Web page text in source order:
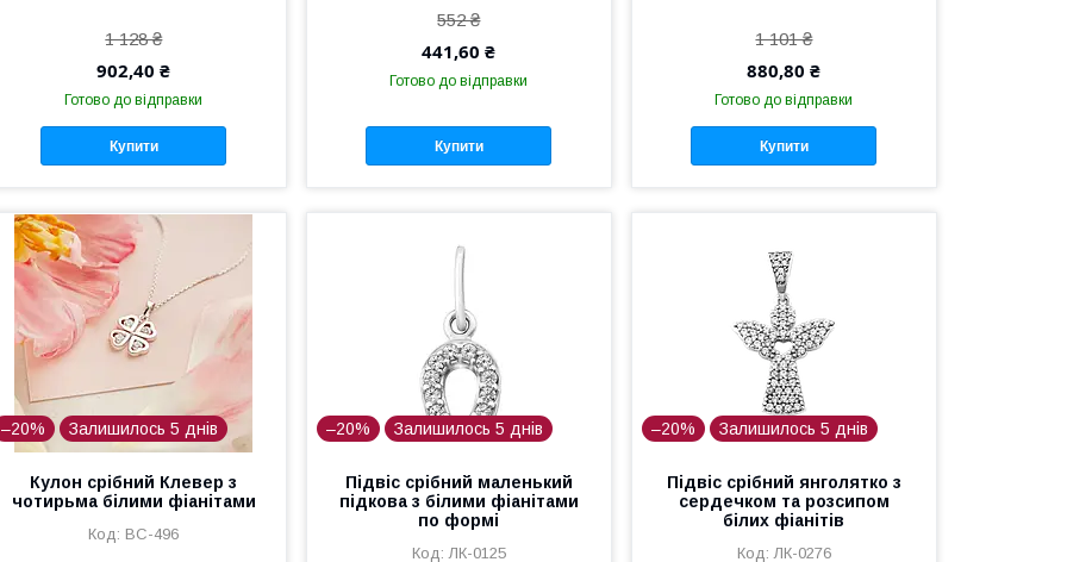
1 128 ₴
902,40 ₴
Готово до відправки
Купити
552 ₴
441,60 ₴
Готово до відправки
Купити
1 101 ₴
880,80 ₴
Готово до відправки
Купити
–20% Залишилось 5 днів
Кулон срібний Клевер з
чотирьма білими фіанітами
ВС-496
–20% Залишилось 5 днів
Підвіс срібний маленький
підкова з білими фіанітами
по формі
ЛК-0125
–20% Залишилось 5 днів
Підвіс срібний янголятко з
сердечком та розсипом
білих фіанітів
ЛК-0276